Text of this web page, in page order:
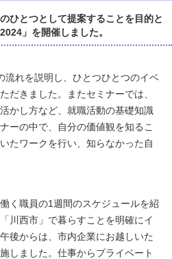
ひとつとして提案することを目的と
」を開催しました。
流れを説明し、ひとつひとつのイベ
だきました。またセミナーでは、
かし方など、就職活動の基礎知識
ーの中で、自分の価値観を知るこ
たワークを行い、知らなかった自
く職員の1週間のスケジュールを紹
川西市」で暮らすことを明確にイ
後からは、市内企業にお越しいた
しました。仕事からプライベート